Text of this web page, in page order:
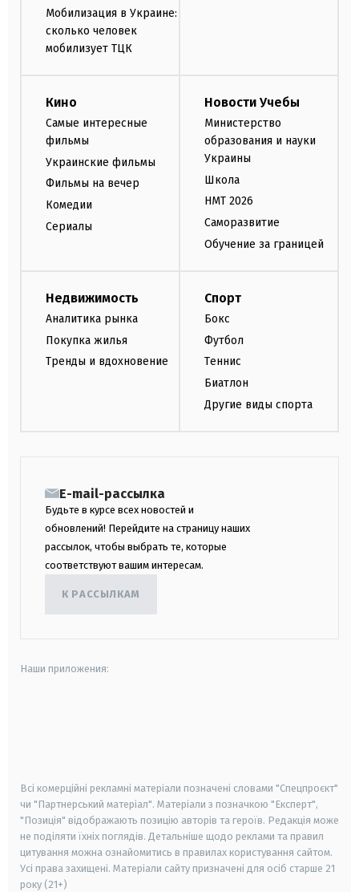
Мобилизация в Украине:
сколько человек
мобилизует ТЦК
Кино
Самые интересные
фильмы
Украинские фильмы
Фильмы на вечер
Комедии
Сериалы
Новости Учебы
Министерство
образования и науки
Украины
Школа
НМТ 2026
Саморазвитие
Обучение за границей
Недвижимость
Аналитика рынка
Покупка жилья
Тренды и вдохновение
Спорт
Бокс
Футбол
Теннис
Биатлон
Другие виды спорта
E-mail-рассылка
Будьте в курсе всех новостей и
обновлений! Перейдите на страницу наших
рассылок, чтобы выбрать те, которые
соответствуют вашим интересам.
К РАССЫЛКАМ
Наши приложения:
Всі комерційні рекламні матеріали позначені словами "Спецпроєкт"
чи "Партнерський матеріал". Матеріали з позначкою "Експерт",
"Позиція" відображають позицію авторів та героїв. Редакція може
не поділяти їхніх поглядів. Детальніше щодо реклами та правил
цитування можна ознайомитись в правилах користування сайтом.
Усі права захищені. Матеріали сайту призначені для осіб старше 21
року (21+)